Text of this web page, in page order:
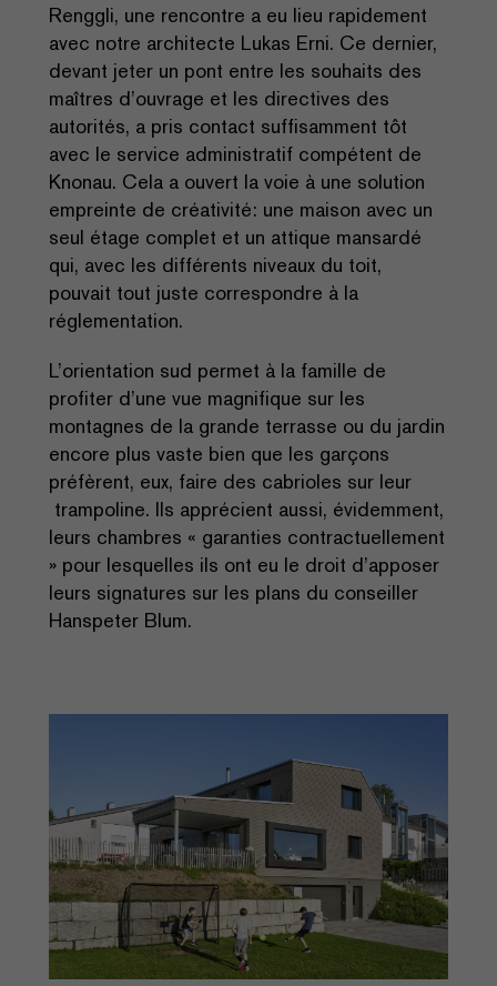
Renggli, une rencontre a eu lieu rapidement
avec notre architecte Lukas Erni. Ce dernier,
devant jeter un pont entre les souhaits des
maîtres d’ouvrage et les directives des
autorités, a pris contact suffisamment tôt
avec le service administratif compétent de
Knonau. Cela a ouvert la voie à une solution
empreinte de créativité: une maison avec un
seul étage complet et un attique mansardé
qui, avec les différents niveaux du toit,
pouvait tout juste correspondre à la
réglementation.
L’orientation sud permet à la famille de
profiter d’une vue magnifique sur les
montagnes de la grande terrasse ou du jardin
encore plus vaste bien que les garçons
préfèrent, eux, faire des cabrioles sur leur
trampoline. Ils apprécient aussi, évidemment,
leurs chambres « garanties contractuellement
» pour lesquelles ils ont eu le droit d’apposer
leurs signatures sur les plans du conseiller
Hanspeter Blum.